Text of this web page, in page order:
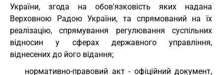
України, згода на обов'язковість яких надана
Верховною Радою України, та спрямований на їх
реалізацію, спрямування регулювання суспільних
відносин у сферах державного управління,
віднесених до його відання;
нормативно-правовий акт - офіційний документ,